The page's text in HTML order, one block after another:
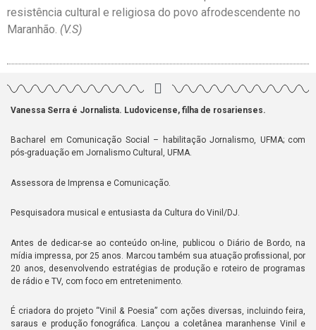
resistência cultural e religiosa do povo afrodescendente no
Maranhão. (V.S)
Vanessa Serra é Jornalista. Ludovicense, filha de rosarienses.
Bacharel em Comunicação Social – habilitação Jornalismo, UFMA; com
pós-graduação em Jornalismo Cultural, UFMA.
Assessora de Imprensa e Comunicação.
Pesquisadora musical e entusiasta da Cultura do Vinil/DJ.
Antes de dedicar-se ao conteúdo on-line, publicou o Diário de Bordo, na
mídia impressa, por 25 anos. Marcou também sua atuação profissional, por
20 anos, desenvolvendo estratégias de produção e roteiro de programas
de rádio e TV, com foco em entretenimento.
É criadora do projeto “Vinil & Poesia” com ações diversas, incluindo feira,
saraus e produção fonográfica. Lançou a coletânea maranhense Vinil e